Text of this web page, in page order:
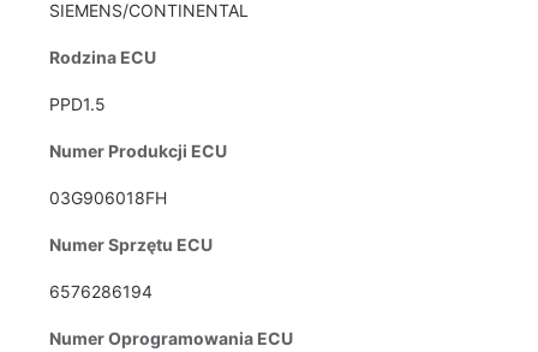
SIEMENS/CONTINENTAL
Rodzina ECU
PPD1.5
Numer Produkcji ECU
03G906018FH
Numer Sprzętu ECU
6576286194
Numer Oprogramowania ECU